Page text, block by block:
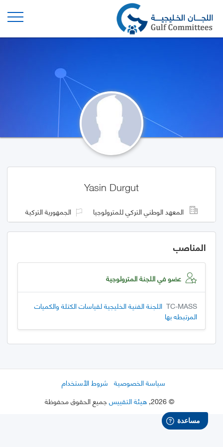
Yasin Durgut
المعهد الوطني التركي للمترولوجيا الجمهورية التركية
المناصب
عضو في اللجنة المترولوجية
TC-MASS اللجنة الفنية الخليجية لقياسات الكتلة والكميات
المرتبطه بها
سياسة الخصوصية شروط الأستخدام
©
2026
, هيئة التقييس جميع الحقوق محفوظة